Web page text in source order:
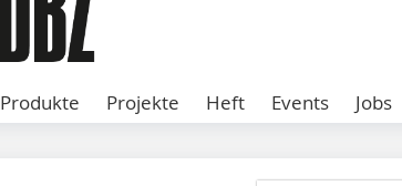
Produkte Projekte Heft Events Jobs